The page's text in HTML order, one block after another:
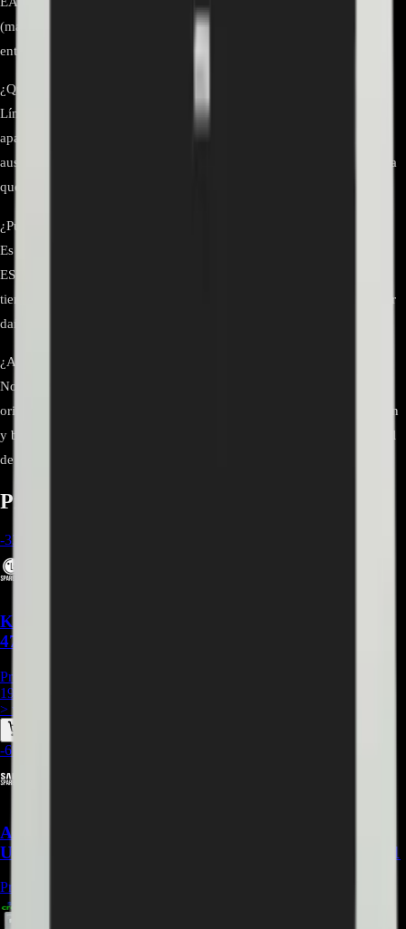
(manual de servicio o etiqueta del panel) para confirmar que el cable
entre main y T-Con corresponde a este número de parte.
¿Qué síntomas indican que debo reemplazar el cable flex LVDS?
Líneas verticales/horizontales, parpadeos, imagen que
aparece/desaparece al mover el cable, colores distorsionados o
ausencia total de video con audio presente. Antes de cambiarlo, revisa
que los conectores FFC estén bien trabados y sin suciedad.
¿Puedo instalarlo por mi cuenta?
Es un reemplazo relativamente sencillo, pero requiere manipulación
ESD y cuidado al insertar el flex para no dañar las pestañas. Si no
tienes experiencia, se recomienda que lo realice un técnico para evitar
daños en la T-Con o la main board.
¿Alguna recomendación de montaje para evitar daños?
No hagas pliegues cerrados ni torsiones; guía el cable por la ruta
original del chasis. Inserta el flex recto, verifica la marca de alineación
y bloquea las pestañas de cada zócalo. Comprueba continuidad visual
de las pistas y que no haya mordeduras o cortes.
Productos relacionados
-33
Kit De Barras Led Compatible Con Televisor
47LA660T - BA036
Precio Regular:
198.000
> ver_
-6%
Acrilico LGP compatible con Samsung
UN43RU7100KXZL, UN43NU7100KXZL - REP-471
Precio Regular: